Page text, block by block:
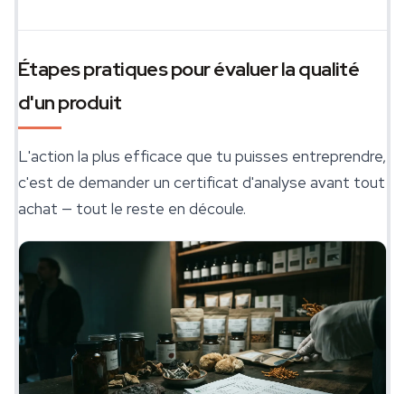
Étapes pratiques pour évaluer la qualité
d'un produit
L'action la plus efficace que tu puisses entreprendre,
c'est de demander un certificat d'analyse avant tout
achat — tout le reste en découle.